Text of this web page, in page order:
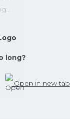
long?
Open in new tab